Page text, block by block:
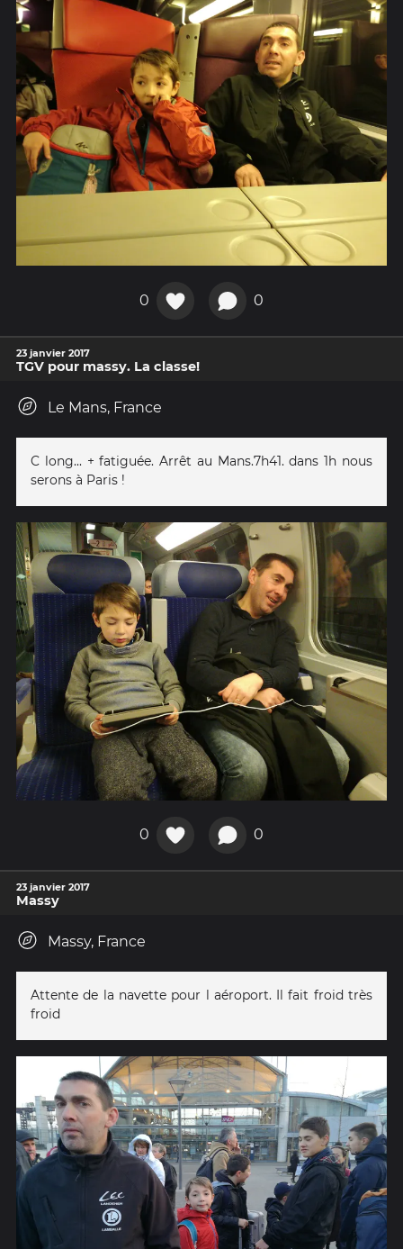
0 0
23 janvier 2017
TGV pour massy. La classe!
Le Mans, France
C long... + fatiguée. Arrêt au Mans.7h41. dans 1h nous
serons à Paris !
0 0
23 janvier 2017
Massy
Massy, France
Attente de la navette pour l aéroport. Il fait froid très
froid